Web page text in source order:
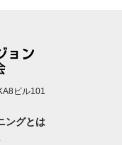
ビル101
ングとは